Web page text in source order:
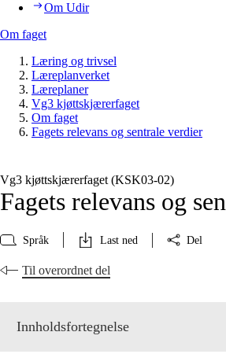
Om Udir
Om faget
Læring og trivsel
Læreplanverket
Læreplaner
Vg3 kjøttskjærerfaget
Om faget
Fagets relevans og sentrale verdier
Vg3 kjøttskjærerfaget (KSK03‑02)
Fagets relevans og
Språk Last ned Del
Til overordnet del
Innholdsfortegnelse